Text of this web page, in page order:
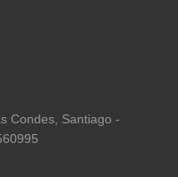
Condes, Santiago -